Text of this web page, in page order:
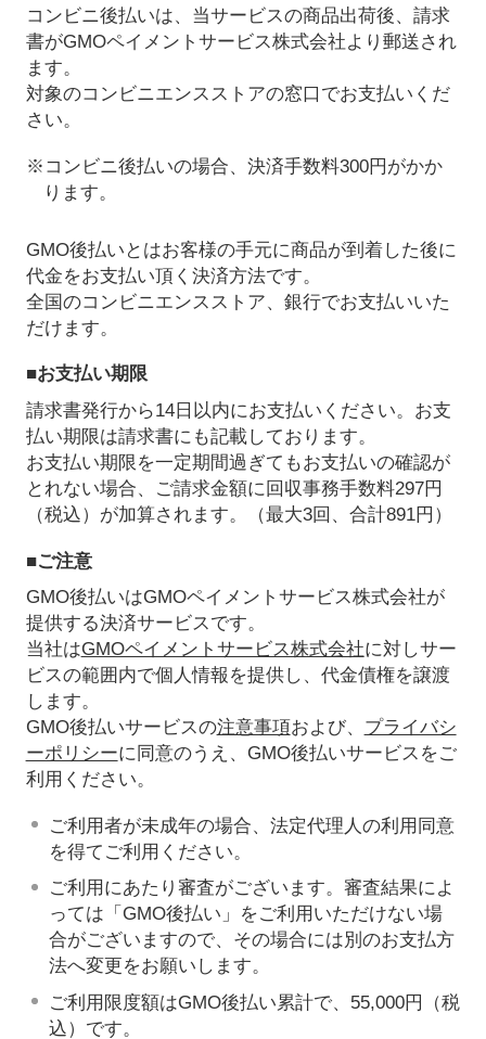
コンビニ後払いは、当サービスの商品出荷後、請求
書がGMOペイメントサービス株式会社より郵送され
ます。
対象のコンビニエンスストアの窓口でお支払いくだ
さい。
※コンビニ後払いの場合、決済手数料300円がかか
ります。
GMO後払いとはお客様の手元に商品が到着した後に
代金をお支払い頂く決済方法です。
全国のコンビニエンスストア、銀行でお支払いいた
だけます。
■お支払い期限
請求書発行から14日以内にお支払いください。お支
払い期限は請求書にも記載しております。
お支払い期限を一定期間過ぎてもお支払いの確認が
とれない場合、ご請求金額に回収事務手数料297円
（税込）が加算されます。（最大3回、合計891円）
■ご注意
GMO後払いはGMOペイメントサービス株式会社が
提供する決済サービスです。
当社はGMOペイメントサービス株式会社に対しサー
ビスの範囲内で個人情報を提供し、代金債権を譲渡
します。
GMO後払いサービスの注意事項および、 プライバシ
ーポリシーに同意のうえ、GMO後払いサービスをご
利用ください。
ご利用者が未成年の場合、法定代理人の利用同意
を得てご利用ください。
ご利用にあたり審査がございます。審査結果によ
っては「GMO後払い」をご利用いただけない場
合がございますので、その場合には別のお支払方
法へ変更をお願いします。
ご利用限度額はGMO後払い累計で、55,000円（税
込）です。